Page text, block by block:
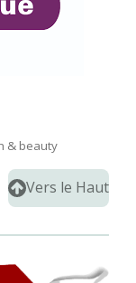
& beauty
Vers le Haut